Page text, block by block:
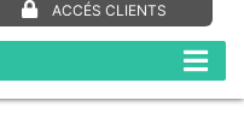
ACCÉS CLIENTS